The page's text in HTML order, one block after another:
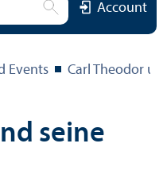
Account
Events Carl Theodor
seine